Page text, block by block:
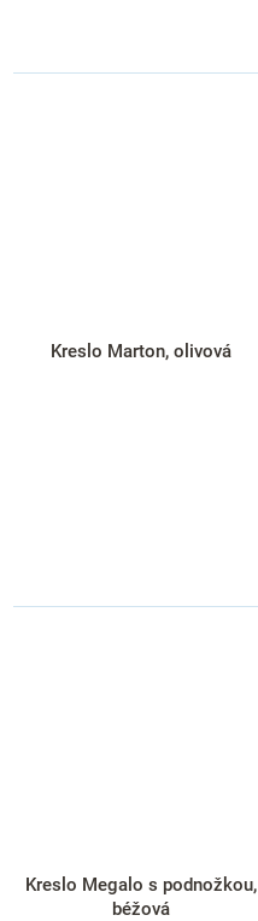
Kreslo Marton, olivová
Kreslo Megalo s podnožkou,
béžová